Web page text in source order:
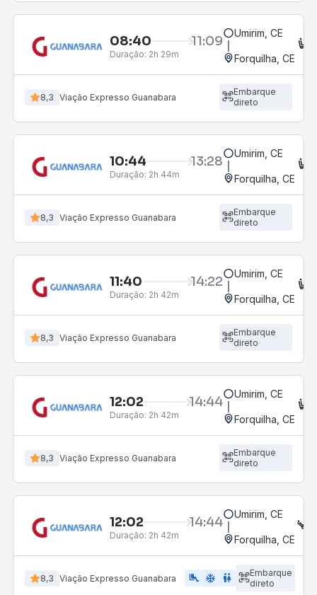
08:40 11:09
Duração: 2h 29m
Umirim, CE
Forquilha, CE
8,3 Viação Expresso Guanabara
Embarque
direto
10:44 13:28
Duração: 2h 44m
Umirim, CE
Forquilha, CE
8,3 Viação Expresso Guanabara
Embarque
direto
11:40 14:22
Duração: 2h 42m
Umirim, CE
Forquilha, CE
8,3 Viação Expresso Guanabara
Embarque
direto
12:02 14:44
Duração: 2h 42m
Umirim, CE
Forquilha, CE
8,3 Viação Expresso Guanabara
Embarque
direto
12:02 14:44
Duração: 2h 42m
Umirim, CE
Forquilha, CE
8,3 Viação Expresso Guanabara airline_seat_legroom_extra ac_unit WC
Embarque
direto